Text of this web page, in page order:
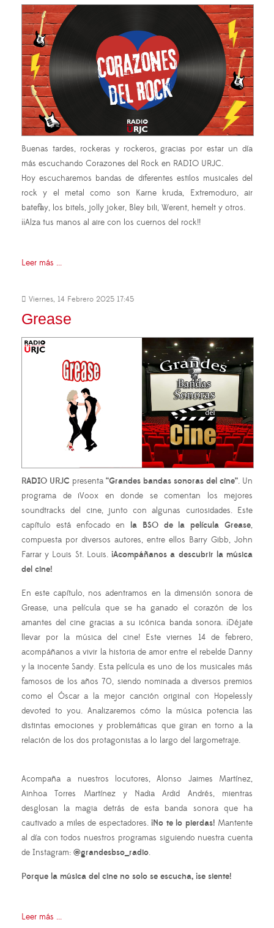
Buenas tardes, rockeras y rockeros, gracias por estar un día
más escuchando Corazones del Rock en RADIO URJC.
Hoy escucharemos bandas de diferentes estilos musicales del
rock y el metal como son Karne kruda, Extremoduro, air
bateflay, los bitels, jolly joker, Bley bili, Werent, hemelt y otros.
¡¡Alza tus manos al aire con los cuernos del rock!!
Leer más ...
Viernes, 14 Febrero 2025 17:45
Grease
RADIO URJC presenta “Grandes bandas sonoras del cine”. Un
programa de iVoox en donde se comentan los mejores
soundtracks del cine, junto con algunas curiosidades. Este
capítulo está enfocado en la BSO de la película Grease,
compuesta por diversos autores, entre ellos Barry Gibb, John
Farrar y Louis St. Louis.¡Acompáñanos a descubrir la música
del cine!
En este capítulo, nos adentramos en la dimensión sonora de
Grease, una película que se ha ganado el corazón de los
amantes del cine gracias a su icónica banda sonora. ¡Déjate
llevar por la música del cine! Este viernes 14 de febrero,
acompáñanos a vivir la historia de amor entre el rebelde Danny
y la inocente Sandy. Esta película es uno de los musicales más
famosos de los años 70, siendo nominada a diversos premios
como el Óscar a la mejor canción original con Hopelessly
devoted to you. Analizaremos cómo la música potencia las
distintas emociones y problemáticas que giran en torno a la
relación de los dos protagonistas a lo largo del largometraje.
Acompaña a nuestros locutores, Alonso Jaimes Martínez,
Ainhoa Torres Martínez y Nadia Ardid Andrés, mientras
desglosan la magia detrás de esta banda sonora que ha
cautivado a miles de espectadores.¡No te lo pierdas! Mantente
al día con todos nuestros programas siguiendo nuestra cuenta
de Instagram: @grandesbso_radio.
Porque la música del cine no solo se escucha, ¡se siente!
Leer más ...